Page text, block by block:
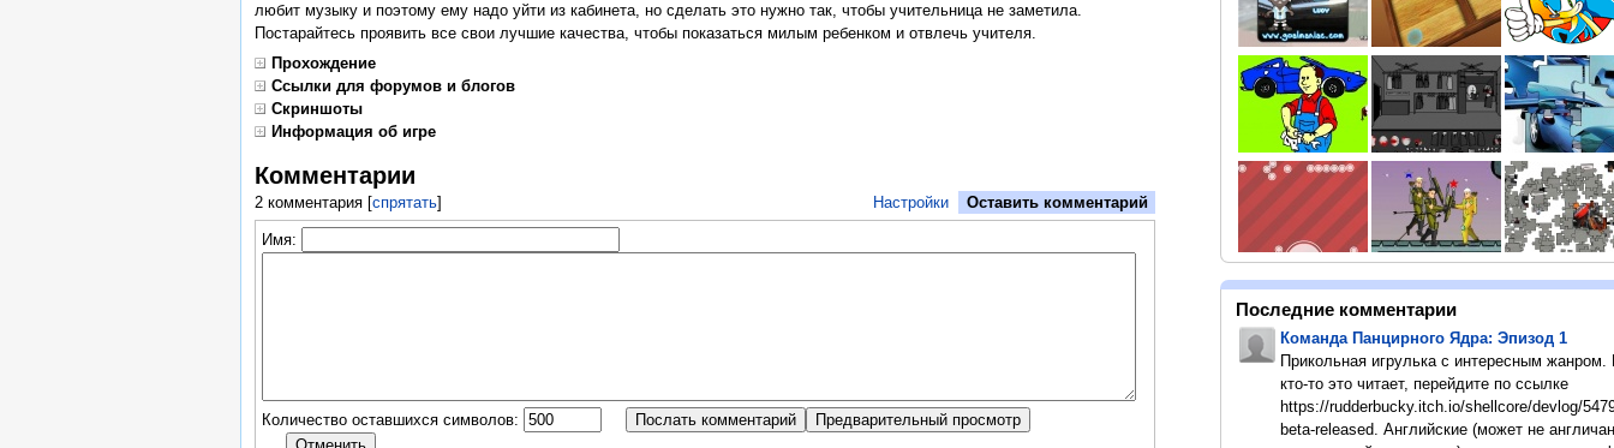
любит музыку и поэтому ему надо уйти из кабинета, но сделать это нужно так, чтобы учительница не заметила.
Постарайтесь проявить все свои лучшие качества, чтобы показаться милым ребенком и отвлечь учителя.
Прохождение
Ссылки для форумов и блогов
Скриншоты
Информация об игре
Комментарии
2 комментария[спрятать] Оставить комментарий
Настройки
Имя:
Количество оставшихся символов:
Последние комментарии
Команда Панцирного Ядра: Эпизод 1
Прикольная игрулька с интересным жанром.
кто-то это читает, перейдите по ссылке
https://rudderbucky.itch.io/shellcore/devlog/
beta-released. Английские (может не